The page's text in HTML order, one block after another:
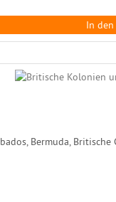
In den
Bermuda,